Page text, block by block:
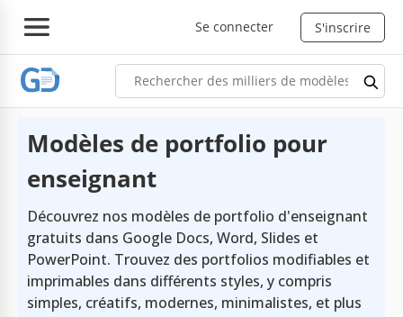
Se connecter S'inscrire
Modèles de portfolio pour
enseignant
Découvrez nos modèles de portfolio d'enseignant
gratuits dans Google Docs, Word, Slides et
PowerPoint. Trouvez des portfolios modifiables et
imprimables dans différents styles, y compris
simples, créatifs, modernes, minimalistes, et plus